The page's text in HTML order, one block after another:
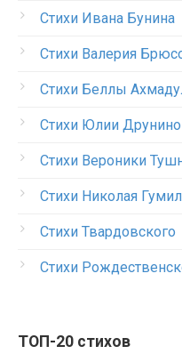
Стихи Ивана Бунина
Стихи Валерия
Стихи Беллы
Стихи Юлии
Стихи Вероники
Стихи Николая
Стихи Твардовского
Стихи
ТОП-20 стихов